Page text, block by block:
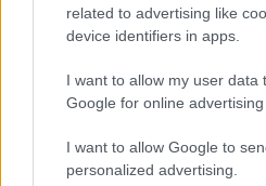
related to advertising like
device identifiers in apps.
I want to allow my user data
Google for online advertising
I want to allow Google to
personalized advertising.